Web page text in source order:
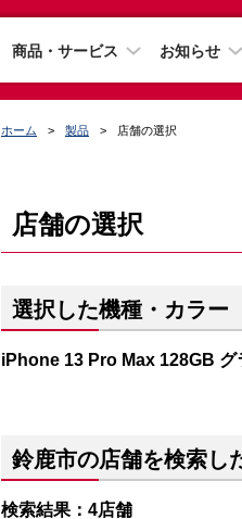
商品・サービス お知らせ
ホーム 製品 店舗の選択
店舗の選択
選択した機種・カラー
iPhone 13 Pro Max 128GB グ
鈴鹿市の店舗を検索し
検索結果：4店舗